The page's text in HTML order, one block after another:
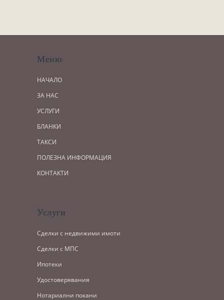
Меню
НАЧАЛО
ЗА НАС
УСЛУГИ
БЛАНКИ
ТАКСИ
ПОЛЕЗНА ИНФОРМАЦИЯ
КОНТАКТИ
Услуги
Сделки с недвижими имоти
Сделки с МПС
Ипотеки
Удостоверявания
Нотариални покани